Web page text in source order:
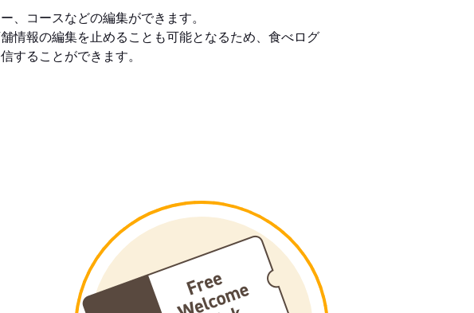
、コースなどの編集ができます。
情報の編集を止めることも可能となるため、食べログ
することができます。